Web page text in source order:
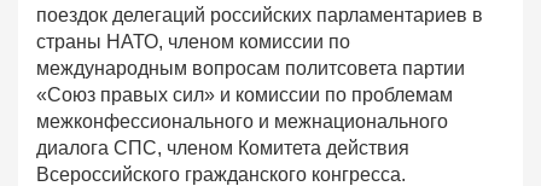
поездок делегаций российских парламентариев в
страны НАТО, членом комиссии по
международным вопросам политсовета партии
«Союз правых сил» и комиссии по проблемам
межконфессионального и межнационального
диалога СПС, членом Комитета действия
Всероссийского гражданского конгресса.